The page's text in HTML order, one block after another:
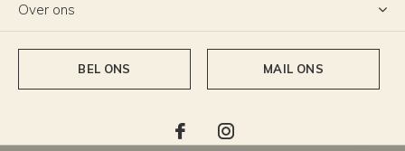
Over ons
BEL ONS MAIL ONS